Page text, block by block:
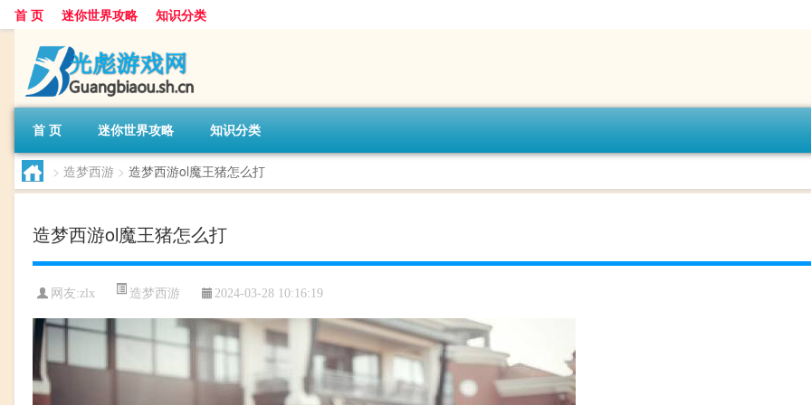
首 页 迷你世界攻略 知识分类
首 页 迷你世界攻略 知识分类
> 造梦西游 > 造梦西游ol魔王猪怎么打
造梦西游ol魔王猪怎么打
网友:zlx 造梦西游 2024-03-28 10:16:19